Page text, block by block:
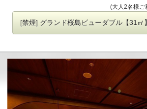
※状況により、ご提供方法・会場を変更させ
ます
※7部制にてご案内させていただきます。
チェックイン時にご希望の時間をお伺いさ
ご了承くださいませ。
■展望露天温泉「さつま乃湯」をご利用いただけ
※清掃のため11:00～13:00はクローズ
※仕入れ状況により食材が変更になる場合が
ご希望の夕食時間を下記よりお選びいただき
■ご朝食（ホテル館内にて）
80種類の和・洋ビュッフェ料理がお楽しみ頂け
営業時間 6:30～10:00
※状況により、ご提供方法・会場を変更させ
ます
※7部制にてご案内させていただきます。
(大人2名様ご
[禁煙] グランド桜島ビューダブル【31